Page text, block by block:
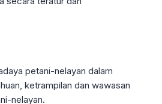
petani-nelayan dalam
ketrampilan dan wawasan
nelayan.